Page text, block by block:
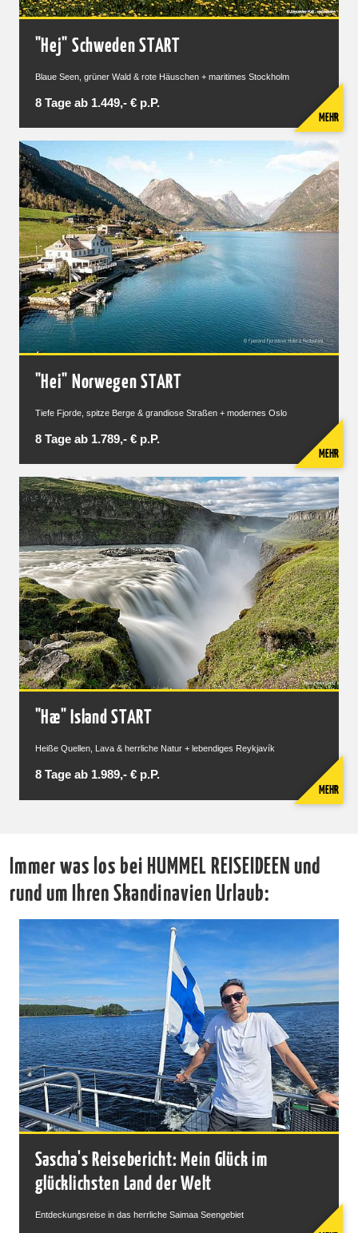
"Hej" Schweden START
Blaue Seen, grüner Wald & rote Häuschen + maritimes Stockholm
8 Tage ab 1.449,- € p.P.
MEHR
"Hei" Norwegen START
Tiefe Fjorde, spitze Berge & grandiose Straßen + modernes Oslo
8 Tage ab 1.789,- € p.P.
MEHR
"Hæ" Island START
Heiße Quellen, Lava & herrliche Natur + lebendiges Reykjavík
8 Tage ab 1.989,- € p.P.
MEHR
Immer was los bei HUMMEL REISEIDEEN und
rund um Ihren Skandinavien Urlaub:
Sascha's Reisebericht: Mein Glück im
glücklichsten Land der Welt
Entdeckungsreise in das herrliche Saimaa Seengebiet